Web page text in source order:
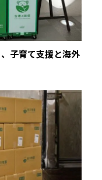
子育て支援と海外